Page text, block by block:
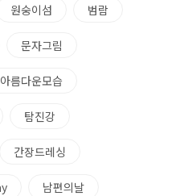
원숭이섬 범람
문자그림
아름다운모습
탐진강
간장드레싱
남편의날